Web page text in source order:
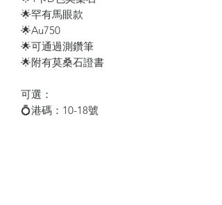
🌟罕有馬眼款
🌟Au750
🌟可通過測鑽筆
🌟附有莫桑石證書
可選：
💍港碼：10-18號